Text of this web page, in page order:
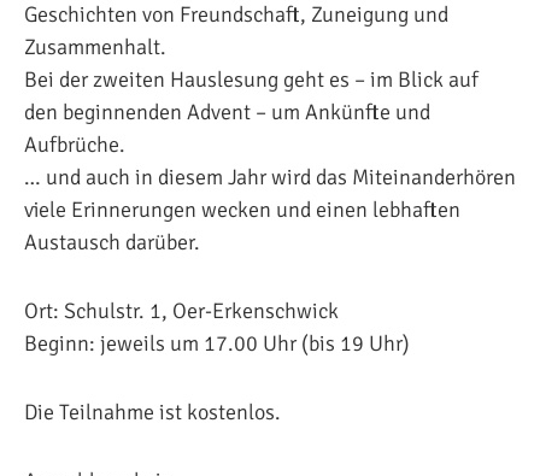
Geschichten von Freundschaft, Zuneigung und
Zusammenhalt.
Bei der zweiten Hauslesung geht es – im Blick auf
den beginnenden Advent – um Ankünfte und
Aufbrüche.
… und auch in diesem Jahr wird das Miteinanderhören
viele Erinnerungen wecken und einen lebhaften
Austausch darüber.
Ort: Schulstr. 1, Oer-Erkenschwick
Beginn: jeweils um 17.00 Uhr (bis 19 Uhr)
Die Teilnahme ist kostenlos.